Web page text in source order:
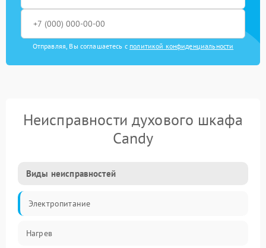
Отправляя, Вы соглашаетесь с политикой конфиденциальности
Неисправности духового шкафа
Candy
Виды неисправностей
Электропитание
Нагрев